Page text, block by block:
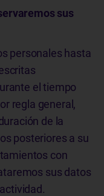
sus
personales hasta
el tiempo
regla general,
de la
posteriores a su
con
sus datos